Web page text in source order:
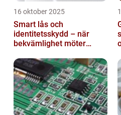
16 oktober 2025
Smart lås och
identitetsskydd – när
bekvämlighet möter